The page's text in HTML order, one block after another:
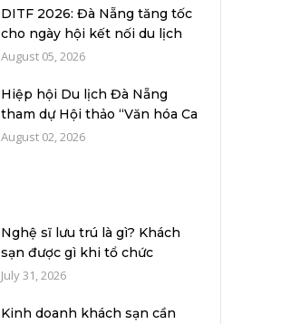
DITF 2026: Đà Nẵng tăng tốc
cho ngày hội kết nối du lịch
quố...
August 05, 2026
Hiệp hội Du lịch Đà Nẵng
tham dự Hội thảo “Văn hóa Ca
Dong –...
August 02, 2026
Nghệ sĩ lưu trú là gì? Khách
sạn được gì khi tổ chức
chương...
July 31, 2026
Kinh doanh khách sạn cần